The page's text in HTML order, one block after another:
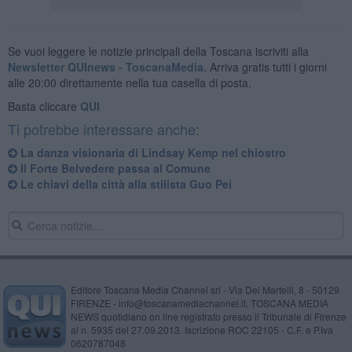
Se vuoi leggere le notizie principali della Toscana iscriviti alla
Newsletter QUInews - ToscanaMedia. Arriva gratis tutti i giorni
alle 20:00 direttamente nella tua casella di posta.
Basta cliccare QUI
Ti potrebbe interessare anche:
La danza visionaria di Lindsay Kemp nel chiostro
Il Forte Belvedere passa al Comune
Le chiavi della città alla stilista Guo Pei
Editore Toscana Media Channel srl - Via Dei Martelli, 8 - 50129
FIRENZE - info@toscanamediachannel.it. TOSCANA MEDIA
NEWS quotidiano on line registrato presso il Tribunale di Firenze
al n. 5935 del 27.09.2013. Iscrizione ROC 22105 - C.F. e P.Iva
0620787048